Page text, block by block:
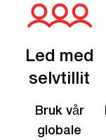
Led med
selvtillit
Bruk vår
globale